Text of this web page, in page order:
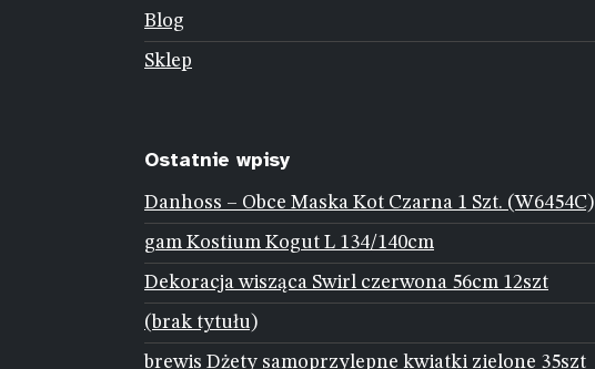
Blog
Sklep
Ostatnie wpisy
Danhoss – Obce Maska Kot Czarna 1 Szt. (W6454C)
gam Kostium Kogut L 134/140cm
Dekoracja wisząca Swirl czerwona 56cm 12szt
(brak tytułu)
brewis Dżety samoprzylepne kwiatki zielone 35szt